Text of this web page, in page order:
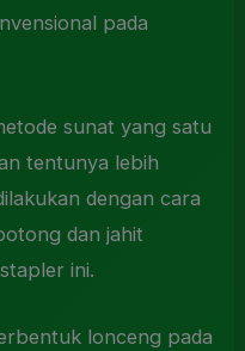
pada
sunat yang satu
tentunya lebih
dengan cara
dan jahit
ini.
lonceng pada